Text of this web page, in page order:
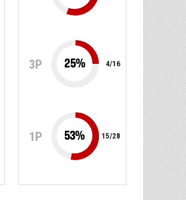
3P 25% 4/16
1P 53% 15/28